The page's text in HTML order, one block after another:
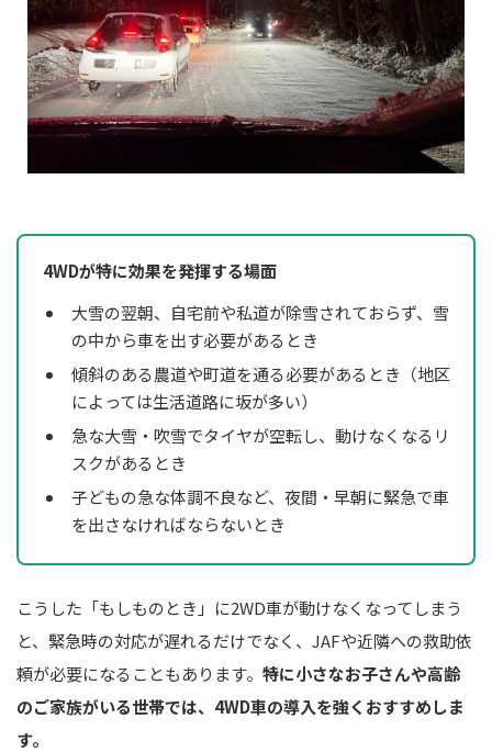
4WDが特に効果を発揮する場面
大雪の翌朝、自宅前や私道が除雪されておらず、雪
の中から車を出す必要があるとき
傾斜のある農道や町道を通る必要があるとき（地区
によっては生活道路に坂が多い）
急な大雪・吹雪でタイヤが空転し、動けなくなるリ
スクがあるとき
子どもの急な体調不良など、夜間・早朝に緊急で車
を出さなければならないとき
こうした「もしものとき」に2WD車が動けなくなってしまう
と、緊急時の対応が遅れるだけでなく、JAFや近隣への救助依
頼が必要になることもあります。 特に小さなお子さんや高齢
のご家族がいる世帯では、4WD車の導入を強くおすすめしま
す。